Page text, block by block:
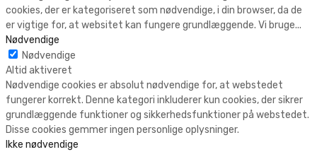
cookies, der er kategoriseret som nødvendige, i din browser, da de
er vigtige for, at websitet kan fungere grundlæggende. Vi bruge...
Nødvendige
Nødvendige
Altid aktiveret
Nødvendige cookies er absolut nødvendige for, at webstedet
fungerer korrekt. Denne kategori inkluderer kun cookies, der sikrer
grundlæggende funktioner og sikkerhedsfunktioner på webstedet.
Disse cookies gemmer ingen personlige oplysninger.
Ikke nødvendige